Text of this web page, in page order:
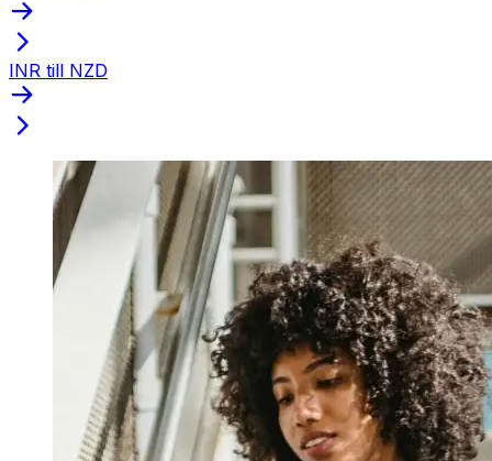
INR till NZD